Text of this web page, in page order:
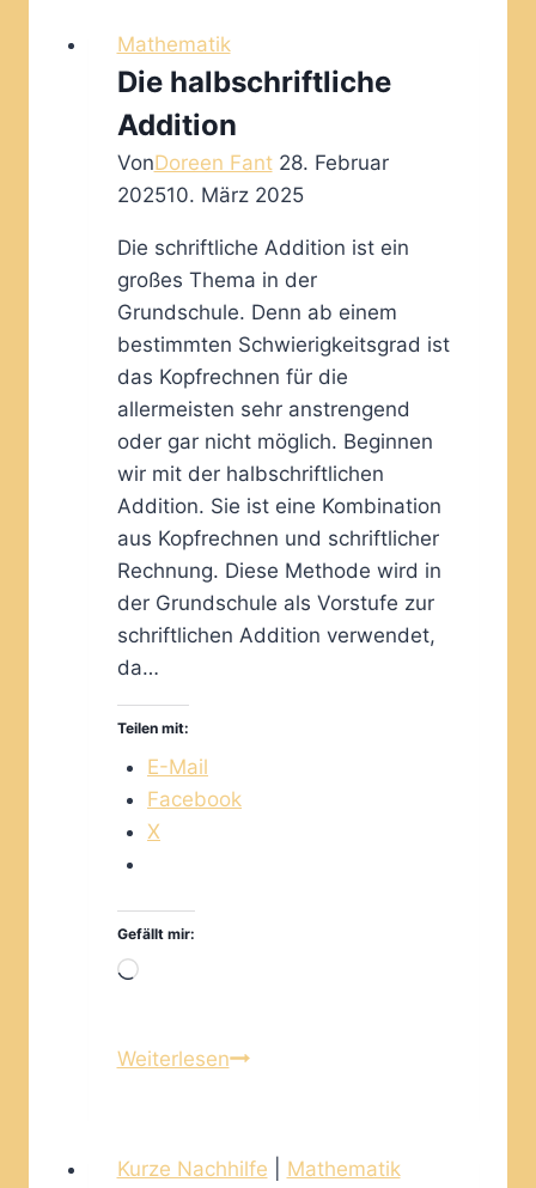
Mathematik
Die halbschriftliche
Addition
VonDoreen Fant 28. Februar
202510. März 2025
Die schriftliche Addition ist ein
großes Thema in der
Grundschule. Denn ab einem
bestimmten Schwierigkeitsgrad ist
das Kopfrechnen für die
allermeisten sehr anstrengend
oder gar nicht möglich. Beginnen
wir mit der halbschriftlichen
Addition. Sie ist eine Kombination
aus Kopfrechnen und schriftlicher
Rechnung. Diese Methode wird in
der Grundschule als Vorstufe zur
schriftlichen Addition verwendet,
da…
Teilen mit:
E-Mail
Facebook
X
Gefällt mir:
Wird
WeiterlesenDie
Kurze Nachhilfe
Mathematik